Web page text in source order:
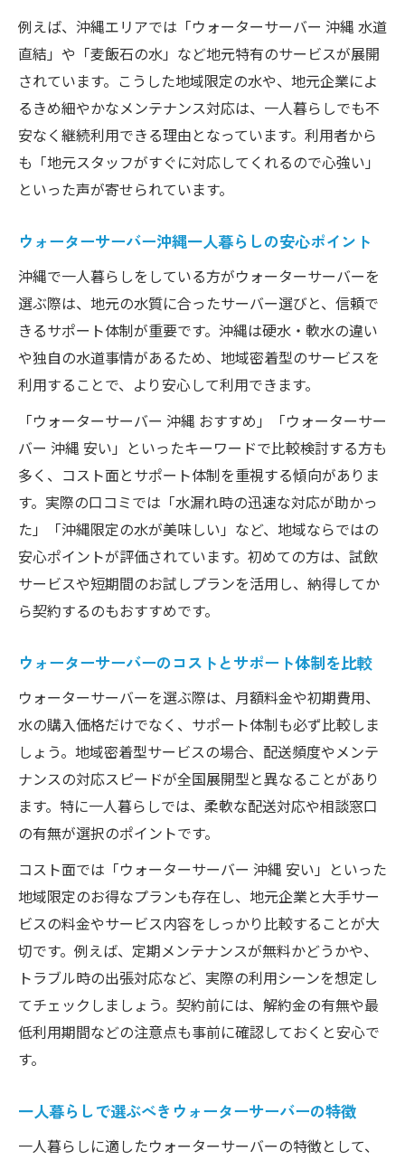
例えば、沖縄エリアでは「ウォーターサーバー 沖縄 水道
直結」や「麦飯石の水」など地元特有のサービスが展開
されています。こうした地域限定の水や、地元企業によ
るきめ細やかなメンテナンス対応は、一人暮らしでも不
安なく継続利用できる理由となっています。利用者から
も「地元スタッフがすぐに対応してくれるので心強い」
といった声が寄せられています。
ウォーターサーバー沖縄一人暮らしの安心ポイント
沖縄で一人暮らしをしている方がウォーターサーバーを
選ぶ際は、地元の水質に合ったサーバー選びと、信頼で
きるサポート体制が重要です。沖縄は硬水・軟水の違い
や独自の水道事情があるため、地域密着型のサービスを
利用することで、より安心して利用できます。
「ウォーターサーバー 沖縄 おすすめ」「ウォーターサー
バー 沖縄 安い」といったキーワードで比較検討する方も
多く、コスト面とサポート体制を重視する傾向がありま
す。実際の口コミでは「水漏れ時の迅速な対応が助かっ
た」「沖縄限定の水が美味しい」など、地域ならではの
安心ポイントが評価されています。初めての方は、試飲
サービスや短期間のお試しプランを活用し、納得してか
ら契約するのもおすすめです。
ウォーターサーバーのコストとサポート体制を比較
ウォーターサーバーを選ぶ際は、月額料金や初期費用、
水の購入価格だけでなく、サポート体制も必ず比較しま
しょう。地域密着型サービスの場合、配送頻度やメンテ
ナンスの対応スピードが全国展開型と異なることがあり
ます。特に一人暮らしでは、柔軟な配送対応や相談窓口
の有無が選択のポイントです。
コスト面では「ウォーターサーバー 沖縄 安い」といった
地域限定のお得なプランも存在し、地元企業と大手サー
ビスの料金やサービス内容をしっかり比較することが大
切です。例えば、定期メンテナンスが無料かどうかや、
トラブル時の出張対応など、実際の利用シーンを想定し
てチェックしましょう。契約前には、解約金の有無や最
低利用期間などの注意点も事前に確認しておくと安心で
す。
一人暮らしで選ぶべきウォーターサーバーの特徴
一人暮らしに適したウォーターサーバーの特徴として、